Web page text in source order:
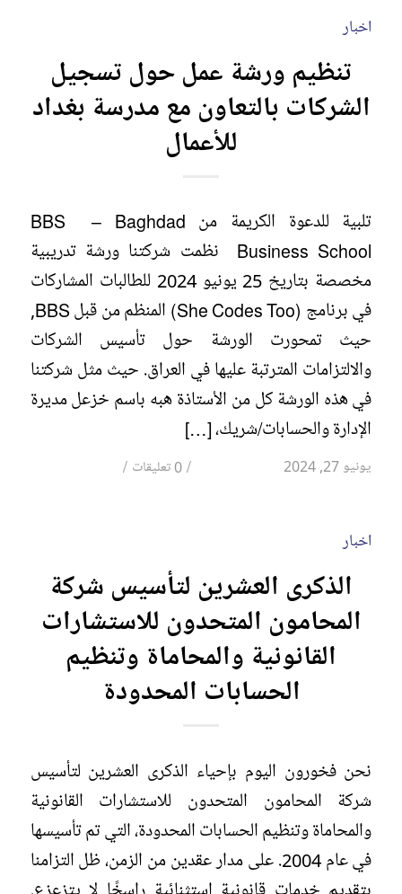
اخبار
تنظيم ورشة عمل حول تسجيل
الشركات بالتعاون مع مدرسة بغداد
للأعمال
تلبية للدعوة الكريمة من BBS – Baghdad
Business School نظمت شركتنا ورشة تدريبية
مخصصة بتاريخ 25 يونيو 2024 للطالبات المشاركات
في برنامج (She Codes Too) المنظم من قبل BBS,
حيث تمحورت الورشة حول تأسيس الشركات
والالتزامات المترتبة عليها في العراق. حيث مثل شركتنا
في هذه الورشة كل من الأستاذة هبه باسم خزعل مديرة
الإدارة والحسابات/شريك، […]
يونيو 27, 2024 / 0 تعليقات /
اخبار
الذكرى العشرين لتأسيس شركة
المحامون المتحدون للاستشارات
القانونية والمحاماة وتنظيم
الحسابات المحدودة
نحن فخورون اليوم بإحياء الذكرى العشرين لتأسيس
شركة المحامون المتحدون للاستشارات القانونية
والمحاماة وتنظيم الحسابات المحدودة، التي تم تأسيسها
في عام 2004. على مدار عقدين من الزمن، ظل التزامنا